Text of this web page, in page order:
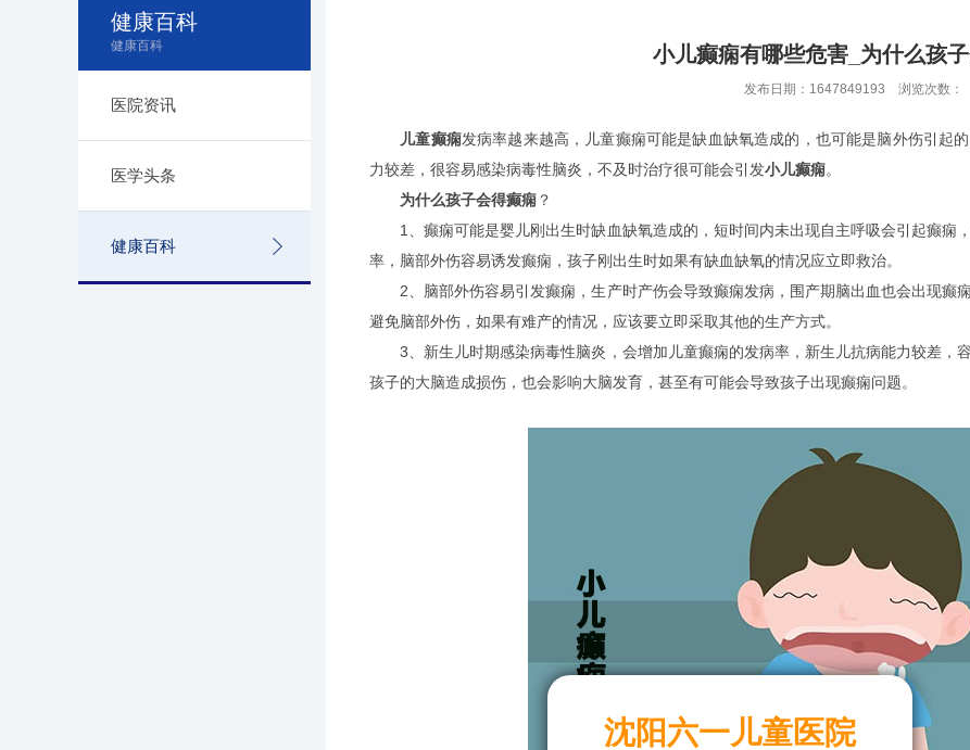
健康百科
健康百科
医院资讯
医学头条
健康百科
小儿癫痫有哪些危害_为什么孩
发布日期：1647849193 浏览次数：
儿童癫痫发病率越来越高，儿童癫痫可能是缺血缺氧造成的，也可能是脑外伤引起
力较差，很容易感染病毒性脑炎，不及时治疗很可能会引发小儿癫痫。
为什么孩子会得癫痫 ？
1、癫痫可能是婴儿刚出生时缺血缺氧造成的，短时间内未出现自主呼吸会引起癫痫
率，脑部外伤容易诱发癫痫，孩子刚出生时如果有缺血缺氧的情况应立即救治。
2、脑部外伤容易引发癫痫，生产时产伤会导致癫痫发病，围产期脑出血也会出现癫
避免脑部外伤，如果有难产的情况，应该要立即采取其他的生产方式。
3、新生儿时期感染病毒性脑炎，会增加儿童癫痫的发病率，新生儿抗病能力较差，
孩子的大脑造成损伤，也会影响大脑发育，甚至有可能会导致孩子出现癫痫问题。
沈阳六一儿童医院